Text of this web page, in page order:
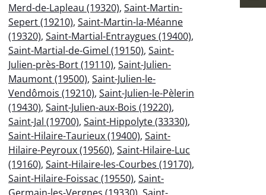
Merd-de-Lapleau (19320), Saint-Martin-
Sepert (19210), Saint-Martin-la-Méanne
(19320), Saint-Martial-Entraygues (19400),
Saint-Martial-de-Gimel (19150), Saint-
Julien-près-Bort (19110), Saint-Julien-
Maumont (19500), Saint-Julien-le-
Vendômois (19210), Saint-Julien-le-Pèlerin
(19430), Saint-Julien-aux-Bois (19220),
Saint-Jal (19700), Saint-Hippolyte (33330),
Saint-Hilaire-Taurieux (19400), Saint-
Hilaire-Peyroux (19560), Saint-Hilaire-Luc
(19160), Saint-Hilaire-les-Courbes (19170),
Saint-Hilaire-Foissac (19550), Saint-